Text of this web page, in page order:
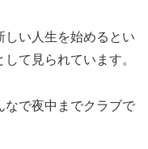
い人生を始めるとい
て見られています。
なで夜中までクラブで